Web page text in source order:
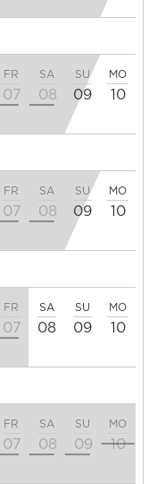
FR
07
SA
08
SU
09
MO
10
FR
07
SA
08
SU
09
MO
10
FR
07
SA
08
SU
09
MO
10
FR
07
SA
08
SU
09
MO
10